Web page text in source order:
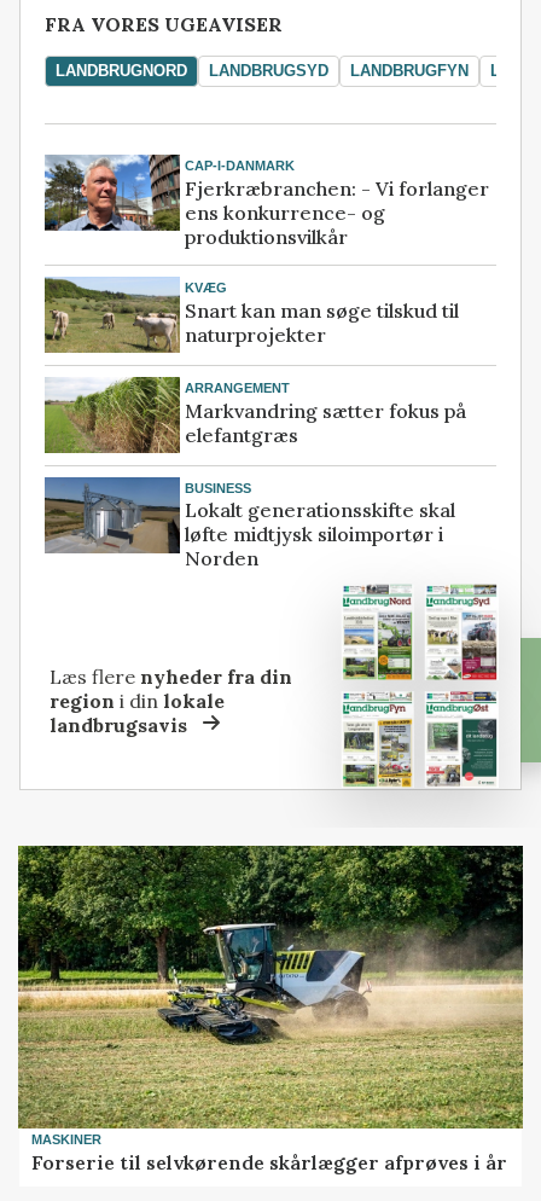
FRA VORES UGEAVISER
LANDBRUGNORD LANDBRUGSYD LANDBRUGFYN
CAP-I-DANMARK
Fjerkræbranchen: - Vi forlanger
ens konkurrence- og
produktionsvilkår
KVÆG
Snart kan man søge tilskud til
naturprojekter
ARRANGEMENT
Markvandring sætter fokus på
elefantgræs
BUSINESS
Lokalt generationsskifte skal
løfte midtjysk siloimportør i
Norden
Læs flere nyheder fra din
region i dinlokale
landbrugsavis
MASKINER
Forserie til selvkørende skårlægger afprøves i år